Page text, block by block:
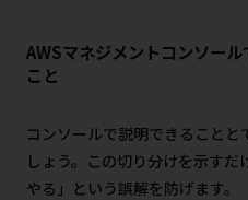
AWSマネジメントコンソー
こと
コンソールで説明できること
しょう。この切り分けを示す
やる」という誤解を防げます。